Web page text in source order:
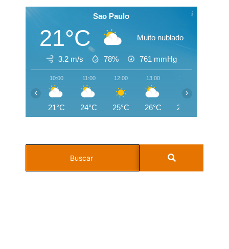
Sao Paulo
21°C Muito nublado
3.2 m/s 78% 761 mmHg
10:00
21°C
11:00
24°C
12:00
25°C
13:00
26°C
14:00
26°C
‹ ›